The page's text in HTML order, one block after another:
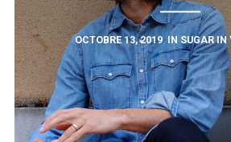
OCTOBRE 13, 2019 IN SUGAR IN